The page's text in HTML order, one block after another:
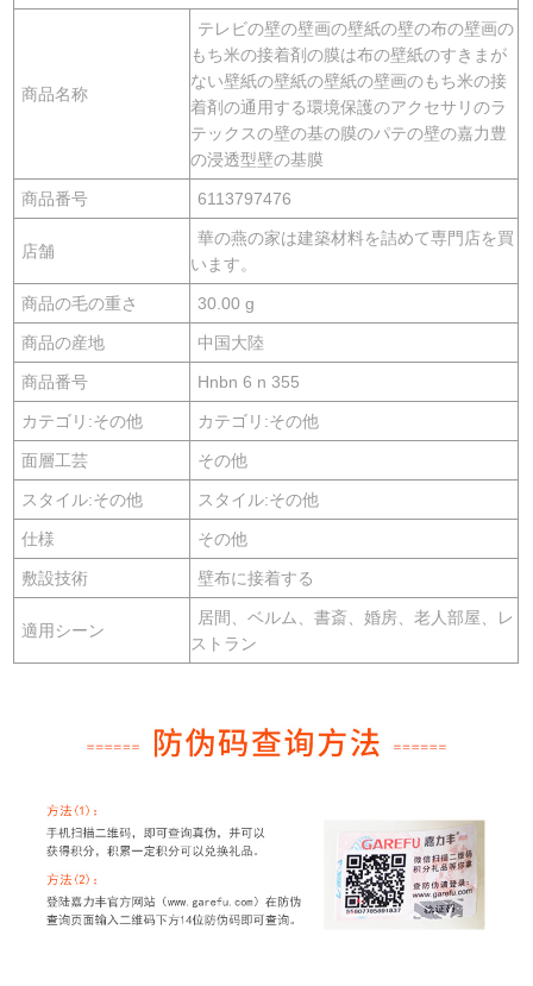
商品名称
テレビの壁の壁画の壁紙の壁の布の壁画の
もち米の接着剤の膜は布の壁紙のすきまが
ない壁紙の壁紙の壁紙の壁画のもち米の接
着剤の通用する環境保護のアクセサリのラ
テックスの壁の基の膜のパテの壁の嘉力豊
の浸透型壁の基膜
商品番号 6113797476
店舗
華の燕の家は建築材料を詰めて専門店を買
います。
商品の毛の重さ 30.00 g
商品の産地 中国大陸
商品番号 Hnbn 6 n 355
カテゴリ:その他 カテゴリ:その他
面層工芸 その他
スタイル:その他 スタイル:その他
仕様 その他
敷設技術 壁布に接着する
適用シーン
居間、ベルム、書斎、婚房、老人部屋、レ
ストラン